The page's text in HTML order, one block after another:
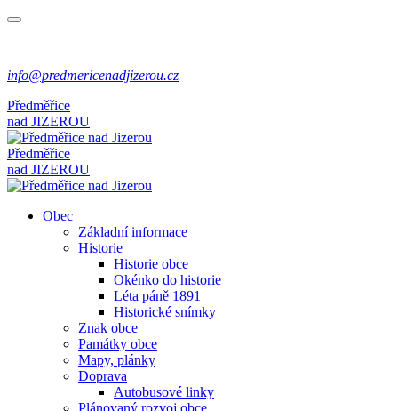
info@predmericenadjizerou.cz
Předměřice
nad JIZEROU
Předměřice
nad JIZEROU
Obec
Základní informace
Historie
Historie obce
Okénko do historie
Léta páně 1891
Historické snímky
Znak obce
Památky obce
Mapy, plánky
Doprava
Autobusové linky
Plánovaný rozvoj obce